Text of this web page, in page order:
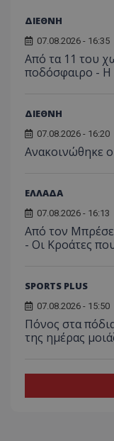
ΔΙΕΘΝΗ
07.08.2026 - 16:35
Από τα 11 του
ποδόσφαιρο - Η
ΔΙΕΘΝΗ
07.08.2026 - 16:20
Ανακοινώθηκε
ΕΛΛΑΔΑ
07.08.2026 - 16:13
Από τον
- Οι Κροάτες
SPORTS PLUS
07.08.2026 - 15:50
Πόνος στα
της ημέρας